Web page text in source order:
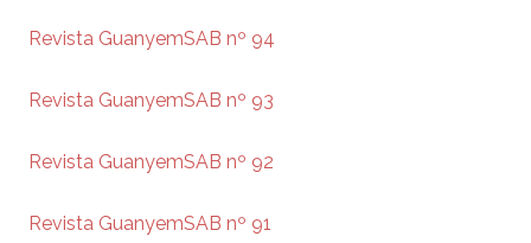
Revista GuanyemSAB nº 94
Revista GuanyemSAB nº 93
Revista GuanyemSAB nº 92
Revista GuanyemSAB nº 91